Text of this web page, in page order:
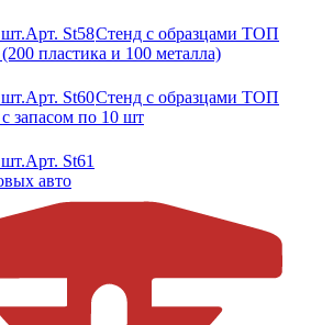
Арт. St58Стенд с образцами ТОП
пластика и 100 металла)
Арт. St60Стенд с образцами ТОП
запасом по 10 шт
Арт. St61
авто